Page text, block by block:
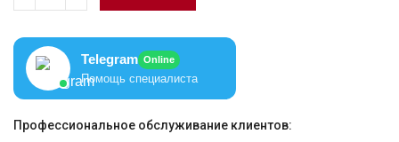
Telegram Online
Помощь специалиста
Профессиональное обслуживание клиентов: